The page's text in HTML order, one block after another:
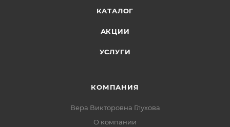
КАТАЛОГ
АКЦИИ
УСЛУГИ
КОМПАНИЯ
Вера Викторовна Глухова
О компании